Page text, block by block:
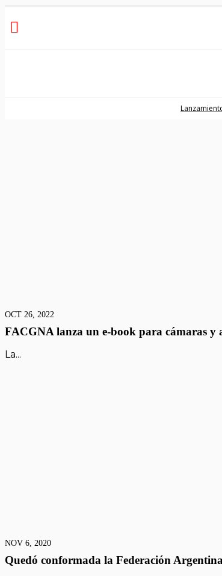
OCT 26, 2022
FACGNA lanza un e-book para cámaras y
La...
NOV 6, 2020
Quedó conformada la Federación